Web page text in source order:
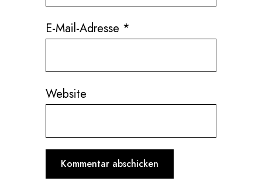
E-Mail-Adresse *
Website